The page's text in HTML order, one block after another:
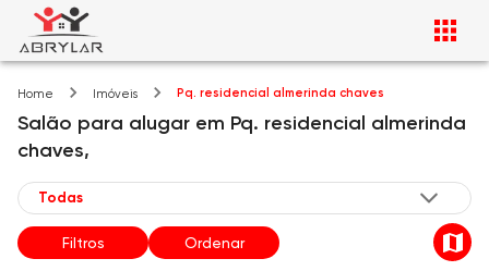
Home Imóveis Pq. residencial almerinda chaves
Salão para alugar em Pq. residencial almerinda
chaves,
Filtros Ordenar